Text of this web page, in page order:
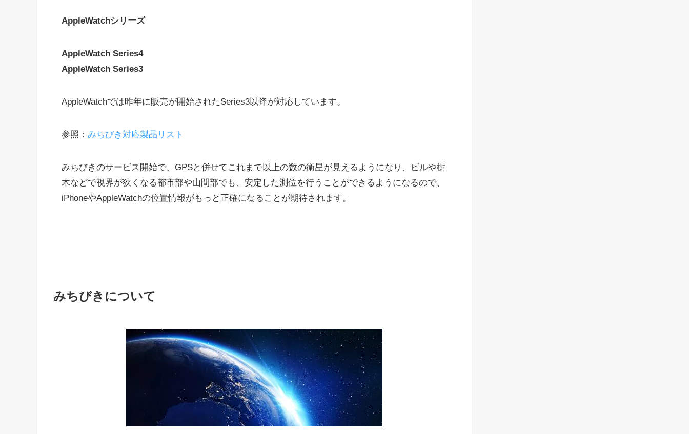
AppleWatchシリーズ
AppleWatch Series4
AppleWatch Series3
AppleWatchでは昨年に販売が開始されたSeries3以降が対応しています。
参照： みちびき対応製品リスト
みちびきのサービス開始で、GPSと併せてこれまで以上の数の衛星が見えるようになり、ビルや樹
木などで視界が狭くなる都市部や山間部でも、安定した測位を行うことができるようになるので、
iPhoneやAppleWatchの位置情報がもっと正確になることが期待されます。
みちびきについて